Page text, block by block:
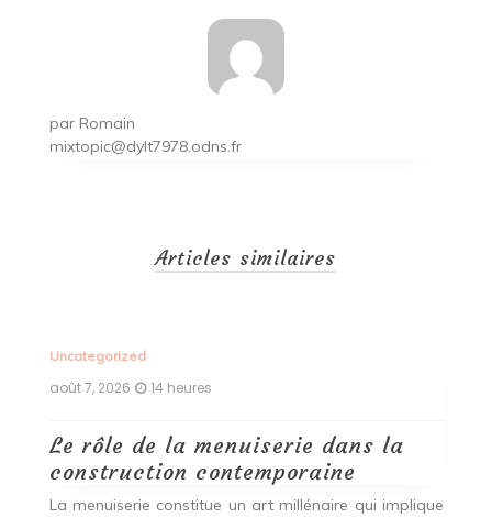
par Romain
mixtopic@dylt7978.odns.fr
Articles similaires
Uncategorized
août 7, 2026 14 heures
Le rôle de la menuiserie dans la
construction contemporaine
La menuiserie constitue un art millénaire qui implique